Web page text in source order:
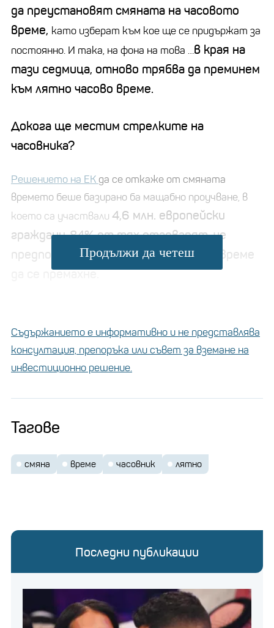
да преустановят смяната на часовото
време, като изберат към кое ще се придържат за
постоянно. И така, на фона на това …в края на
тази седмица, отново трябва да преминем
към лятно часово време.
Докога ще местим стрелките на
часовника?
Решението на ЕК да се откаже от смяната
времето беше базирано ба мащабно проучване, в
което са участвали 4,6 млн. европейски
граждани.84% от тях отговарят, че
предпочитат смяната на часовото време
да се премахне.
смяната на часовото време?
Един от плюсовете, който ЕК посочва за бизнеса
е, ченяма да се налага повече да се
Продължи да четеш
Съдържанието е информативно и не представлява
консултация, препоръка или съвет за вземане на
инвестиционно решение.
Тагове
смяна време часовник лятно
Последни публикации